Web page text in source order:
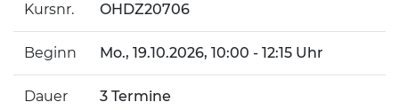
Kursnr. OHDZ20706
Beginn Mo., 19.10.2026, 10:00 - 12:15 Uhr
Dauer 3 Termine